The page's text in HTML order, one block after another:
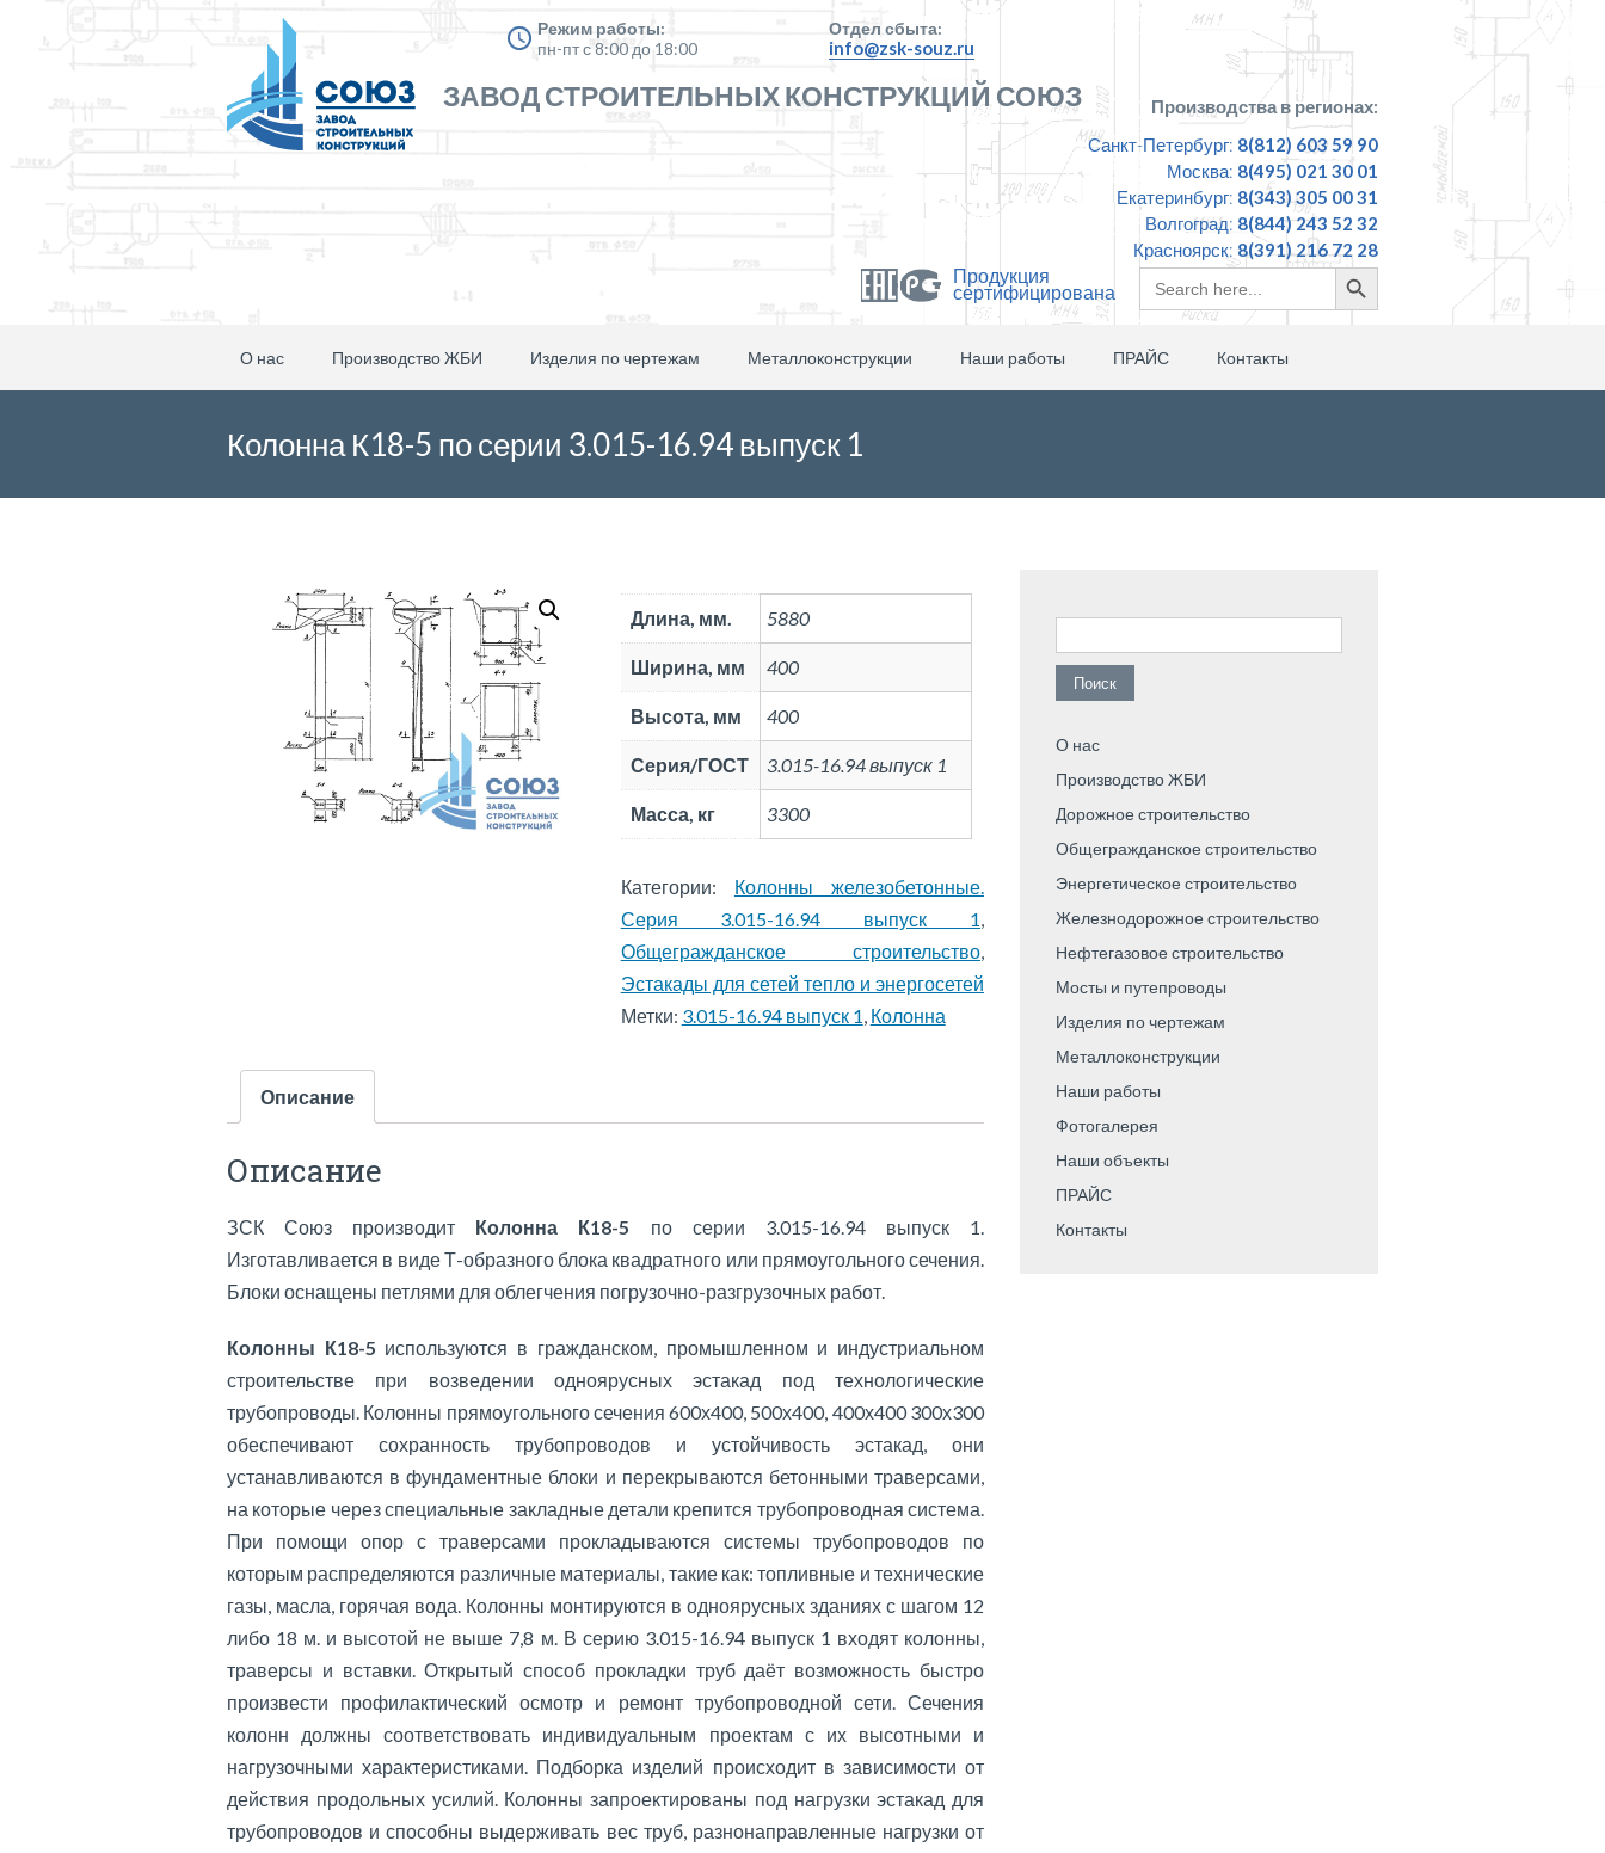
Режим работы:
пн-пт с 8:00 до 18:00
Отдел сбыта:
info@zsk-souz.ru
ЗАВОД СТРОИТЕЛЬНЫХ КОНСТРУКЦИЙ СОЮЗ
Производства в регионах:
Санкт-Петербург: 8(812) 603 59 90
Москва: 8(495) 021 30 01
Екатеринбург: 8(343) 305 00 31
Волгоград: 8(844) 243 52 32
Красноярск: 8(391) 216 72 28
Продукция
сертифицирована
Search
for:
Search
Button
О нас Производство ЖБИ Изделия по чертежам Металлоконструкции Наши работы ПРАЙС Контакты
Колонна К18-5 по серии 3.015-16.94 выпуск 1
Длина, мм. 5880
Ширина, мм 400
Высота, мм 400
Серия/ГОСТ 3.015-16.94 выпуск 1
Масса, кг 3300
Категории: Колонны железобетонные.
Серия 3.015-16.94 выпуск 1,
Общегражданское строительство,
Эстакады для сетей тепло и энергосетей
Метки: 3.015-16.94 выпуск 1, Колонна
Описание
Описание
ЗСК Союз производит Колонна К18-5 по серии 3.015-16.94 выпуск 1.
Изготавливается в виде Т-образного блока квадратного или прямоугольного сечения.
Блоки оснащены петлями для облегчения погрузочно-разгрузочных работ.
Колонны К18-5 используются в гражданском, промышленном и индустриальном
строительстве при возведении одноярусных эстакад под технологические
трубопроводы. Колонны прямоугольного сечения 600х400, 500х400, 400х400 300х300
обеспечивают сохранность трубопроводов и устойчивость эстакад, они
устанавливаются в фундаментные блоки и перекрываются бетонными траверсами,
на которые через специальные закладные детали крепится трубопроводная система.
При помощи опор с траверсами прокладываются системы трубопроводов по
которым распределяются различные материалы, такие как: топливные и технические
газы, масла, горячая вода. Колонны монтируются в одноярусных зданиях с шагом 12
либо 18 м. и высотой не выше 7,8 м. В серию 3.015-16.94 выпуск 1 входят колонны,
траверсы и вставки. Открытый способ прокладки труб даёт возможность быстро
произвести профилактический осмотр и ремонт трубопроводной сети. Сечения
колонн должны соответствовать индивидуальным проектам с их высотными и
нагрузочными характеристиками. Подборка изделий происходит в зависимости от
действия продольных усилий. Колонны запроектированы под нагрузки эстакад для
трубопроводов и способны выдерживать вес труб, разнонаправленные нагрузки от
Найти:
О нас
Производство ЖБИ
Дорожное строительство
Общегражданское строительство
Энергетическое строительство
Железнодорожное строительство
Нефтегазовое строительство
Мосты и путепроводы
Изделия по чертежам
Металлоконструкции
Наши работы
Фотогалерея
Наши объекты
ПРАЙС
Контакты